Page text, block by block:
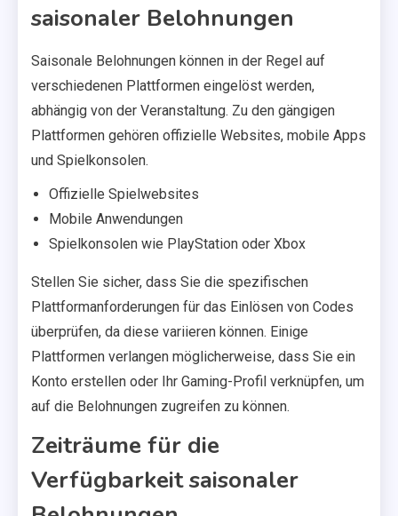
saisonaler Belohnungen
Saisonale Belohnungen können in der Regel auf
verschiedenen Plattformen eingelöst werden,
abhängig von der Veranstaltung. Zu den gängigen
Plattformen gehören offizielle Websites, mobile Apps
und Spielkonsolen.
Offizielle Spielwebsites
Mobile Anwendungen
Spielkonsolen wie PlayStation oder Xbox
Stellen Sie sicher, dass Sie die spezifischen
Plattformanforderungen für das Einlösen von Codes
überprüfen, da diese variieren können. Einige
Plattformen verlangen möglicherweise, dass Sie ein
Konto erstellen oder Ihr Gaming-Profil verknüpfen, um
auf die Belohnungen zugreifen zu können.
Zeiträume für die
Verfügbarkeit saisonaler